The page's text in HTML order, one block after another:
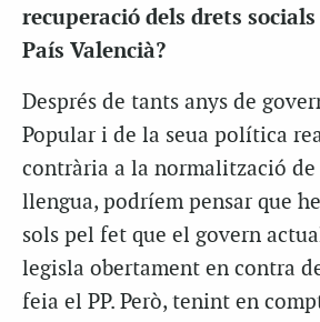
recuperació dels drets
País Valencià?
Després de tants anys de
Popular i de la seua política
contrària a la normalització de
llengua, podríem pensar que
sols pel fet que el govern
legisla obertament en contra
feia el PP. Però, tenint en